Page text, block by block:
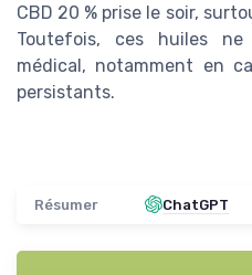
CBD 20 % prise le soir,
Toutefois, ces huiles
médical, notamment en
persistants.
Résumer ChatGPT